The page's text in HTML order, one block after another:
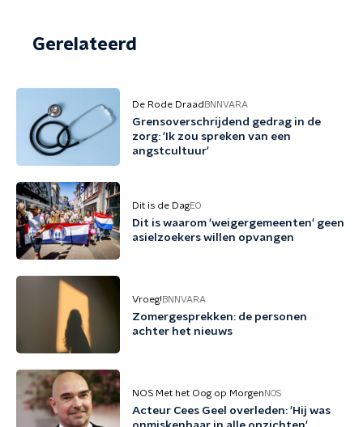
Gerelateerd
De Rode Draad BNNVARA
Grensoverschrijdend gedrag in de
zorg: 'Ik zou spreken van een
angstcultuur'
Dit is de DagEO
Dit is waarom 'weigergemeenten' geen
asielzoekers willen opvangen
Vroeg! BNNVARA
Zomergesprekken: de personen
achter het nieuws
NOS Met het Oog op Morgen NOS
Acteur Cees Geel overleden: 'Hij was